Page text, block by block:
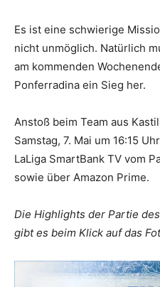
Es ist eine schwierige
nicht unmöglich. Natürlich
am kommenden
Ponferradina ein Sieg her.
Anstoß beim Team aus
Samstag, 7. Mai um 16:15
LaLiga SmartBank TV vom
sowie über Amazon Prime.
Die Highlights der Partie
gibt es beim Klick auf das